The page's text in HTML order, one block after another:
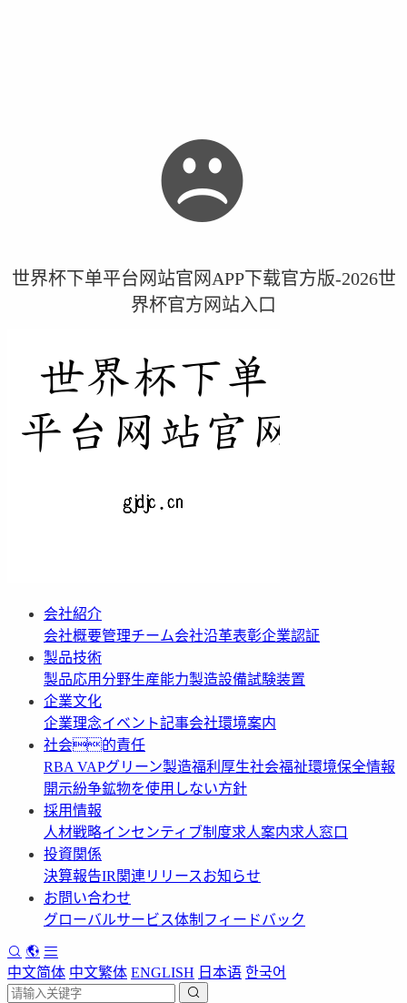
世界杯下单平台网站官网APP下载官方版-2026世
界杯官方网站入口
会社紹介
会社概要管理チーム会社沿革表彰企業認証
製品技術
製品応用分野生産能力製造設備試験装置
企業文化
企業理念イベント記事会社環境案内
社会的責任
RBA VAPグリーン製造福利厚生社会福祉環境保全情報
開示紛争鉱物を使用しない方針
採用情報
人材戦略インセンティブ制度求人案内求人窓口
投資関係
決算報告IR関連リリースお知らせ
お問い合わせ
グローバルサービス体制 フィードバック
中文简体 中文繁体 ENGLISH 日本语 한국어